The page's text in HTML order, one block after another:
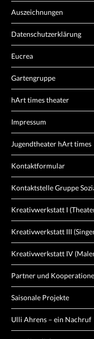
Auszeichnungen
Datenschutzerklärung
Eucrea
Gartengruppe
hArt times theater
Impressum
Jugendtheater hArt times
Kontaktformular
Kontaktstelle Gruppe
Kreativwerkstatt I
Kreativwerkstatt III
Kreativwerkstatt IV
Partner und
Saisonale Projekte
Ulli Ahrens – ein Nachruf